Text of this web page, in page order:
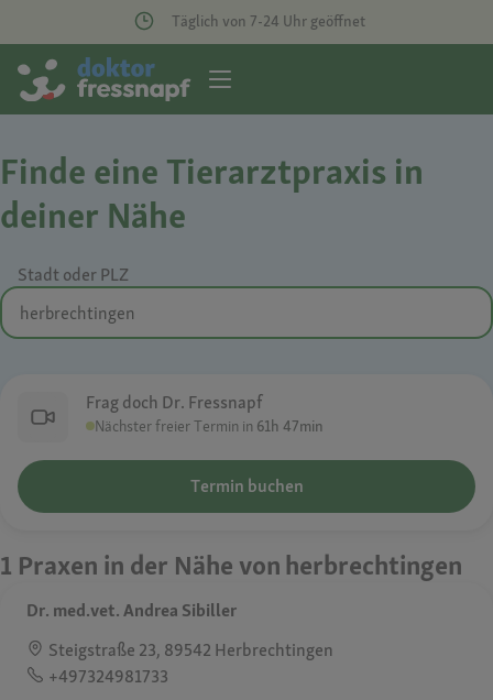
Täglich von 7-24 Uhr geöffnet
Finde eine Tierarztpraxis in
deiner Nähe
Stadt oder PLZ
Frag doch Dr. Fressnapf
Nächster freier Termin in 61h 47min
Termin buchen
1 Praxen in der Nähe von herbrechtingen
Dr. med.vet. Andrea Sibiller
Steigstraße 23, 89542 Herbrechtingen
+497324981733